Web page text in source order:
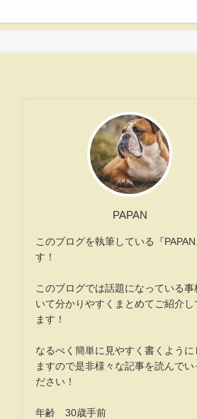
PAPAN
このブログを執筆している『
す！
このブログでは話題になっている事
いて分かりやすくまとめてご紹介し
ます！
なるべく簡単に見やすく書くように
ますので是非様々な記事を読んでい
ださい！
年齢 30歳手前